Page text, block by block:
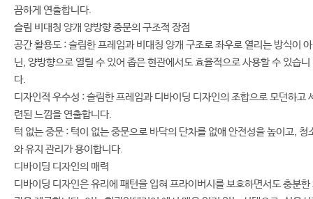
끔하게 연출합니다.
슬림 비대칭 양개 양방향 중문의 구조적 장점
공간 활용도 : 슬림한 프레임과 비대칭 양개 구조로 좌우로 열리는 방식이 아
닌, 양방향으로 열릴 수 있어 좁은 현관에서도 효율적으로 사용할 수 있습니
다.
디자인적 우수성 : 슬림한 프레임과 디바이딩 디자인의 조합으로 모던하고
련된 느낌을 연출합니다.
턱 없는 중문 : 턱이 없는 중문으로 바닥의 단차를 없애 안전성을 높이고, 청
와 유지 관리가 용이합니다.
디바이딩 디자인의 매력
디바이딩 디자인은 유리에 패턴을 입혀 프라이버시를 보호하면서도 충분한